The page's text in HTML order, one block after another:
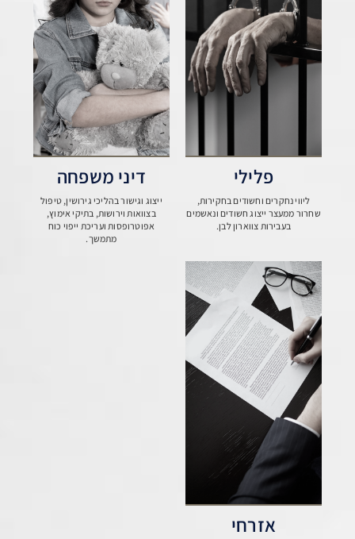
פלילי
ליווי נחקרים וחשודים בחקירות,
שחרור ממעצר ייצוג חשודים ונאשמים
בעבירות צווארון לבן.
דיני משפחה
ייצוג וגישור בהליכי גירושין, טיפול
בצוואות וירושות, בתיקי אימוץ,
אפוטרופסות ועריכת ייפוי כוח
מתמשך.
אזרחי